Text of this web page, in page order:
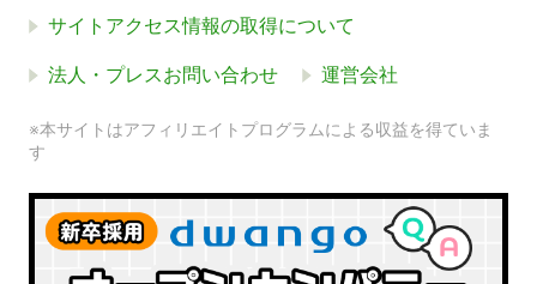
サイトアクセス情報の取得について
法人・プレスお問い合わせ 運営会社
※本サイトはアフィリエイトプログラムによる収益を得ていま
す